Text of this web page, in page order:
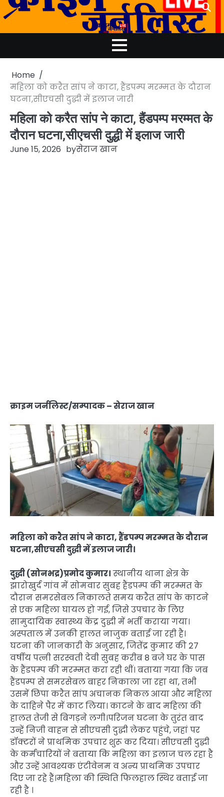
Skip
to
Home
महिला को करैत सांप ने काटा, हैंडपम्प मरम्मत के दौरान
घटना,सीएचसी दुद्धी में इलाज जारी
महिला को करैत सांप ने काटा, हैंडपम्प मरम्मत के
दौरान घटना,सीएचसी दुद्धी में इलाज जारी
June 15, 2026 byसेराज खान
क्राइम जर्नलिस्ट/सम्पादक – सेराज खान
महिला को करैत सांप ने काटा, हैंडपम्प मरम्मत के दौरान
घटना,सीएचसी दुद्धी में इलाज जारी।
दुद्धी (सोनभद्र)प्रमोद कुमार।स्थानीय थाना क्षेत्र के
झारोखुर्द गांव में सोमवार सुबह हैंडपम्प की मरम्मत के
दौरान समरसेबल निकालते समय करैत सांप के काटने
से एक महिला घायल हो गई, जिसे उपचार के लिए
सामुदायिक स्वास्थ्य केंद्र दुद्धी में भर्ती कराया गया।
अस्पताल में उनकी हालत नाजुक बताई जा रही है।
घटना की जानकारी के अनुसार, जितेंद्र कुमार की 27
वर्षीय पत्नी सरस्वती देवी सुबह करीब 8 बजे घर के पास
के हैंडपम्प की मरम्मत करा रही थीं। बताया गया कि जब
हैंडपम्प से समरसेबल बाहर निकाला जा रहा था, तभी
उसमें छिपा करैत सांप अचानक निकल आया और महिला
के दाहिने पैर में काट लिया। काटने के बाद महिला की
हालत तेजी से बिगड़ने लगी।परिजन घटना के तुरंत बाद
उन्हें निजी वाहन से सीएचसी दुद्धी लेकर पहुंचे, जहां पर
डॉक्टरों ने प्राथमिक उपचार शुरू कर दिया। सीएचसी दुद्धी
के कर्मचारियों ने बताया कि महिला का इलाज चल रहा है
और उन्हें आवश्यक एंटीवेनम व अन्य प्राथमिक उपचार
दिए जा रहे हैं।महिला की स्थिति फिलहाल स्थिर बताई जा
रही है ।